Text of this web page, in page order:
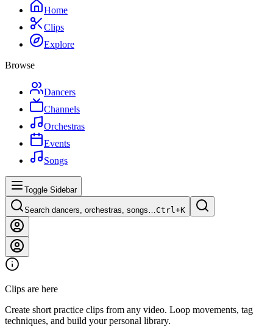
Home
Clips
Explore
Browse
Dancers
Channels
Orchestras
Events
Songs
Toggle Sidebar
Search dancers, orchestras, songs…Ctrl+K
Clips are here
Create short practice clips from any video. Loop movements, tag
techniques, and build your personal library.